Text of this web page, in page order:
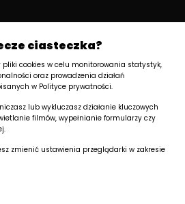
ciasteczka?
cookies w celu monitorowania statystyk,
oraz prowadzenia działań
w Polityce prywatności.
lub wykluczasz działanie kluczowych
filmów, wypełnianie formularzy czy
zmienić ustawienia przeglądarki w zakresie
pn–pt 8:00–17:00